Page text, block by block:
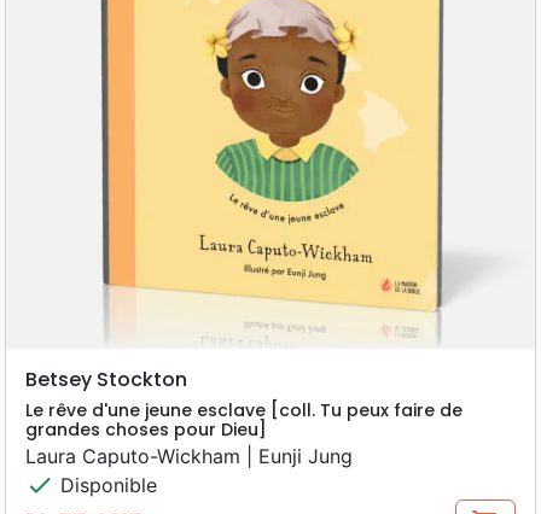
Betsey Stockton
Le rêve d'une jeune esclave [coll. Tu peux faire de
grandes choses pour Dieu]
Laura Caputo-Wickham | Eunji Jung
check Disponible